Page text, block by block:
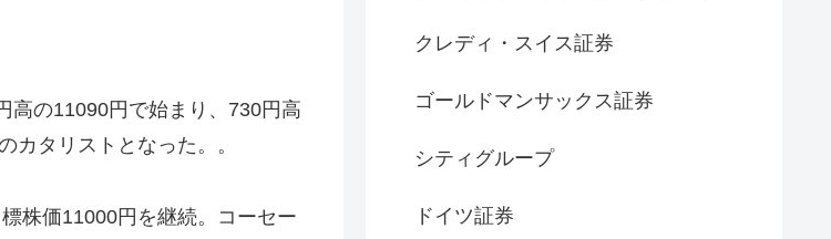
高の11090円で始まり、730円高
カタリストとなった。。
株価11000円を継続。コーセー
クレディ・スイス証券
ゴールドマンサックス証券
シティグループ
ドイツ証券